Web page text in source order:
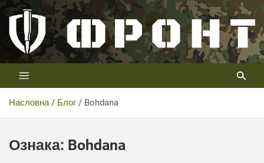
Скип
цонтент
Телевизија ФРОНТ
Први војни канал у Србији
Насловна Блог Bohdana
Ознака: Bohdana